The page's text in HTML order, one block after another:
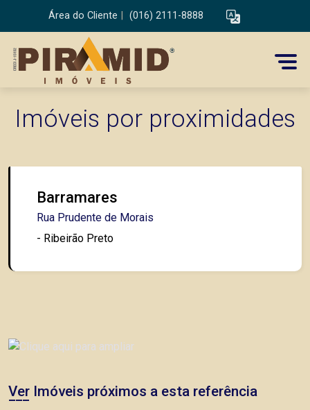
Área do Cliente (016) 2111-8888
Imóveis por proximidades
Barramares
Rua Prudente de Morais
- Ribeirão Preto
Ver Imóveis próximos a esta referência